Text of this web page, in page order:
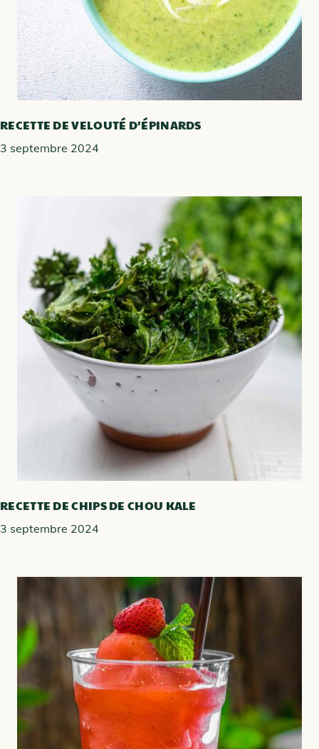
RECETTE DE VELOUTÉ D’ÉPINARDS
3 septembre 2024
RECETTE DE CHIPS DE CHOU KALE
3 septembre 2024